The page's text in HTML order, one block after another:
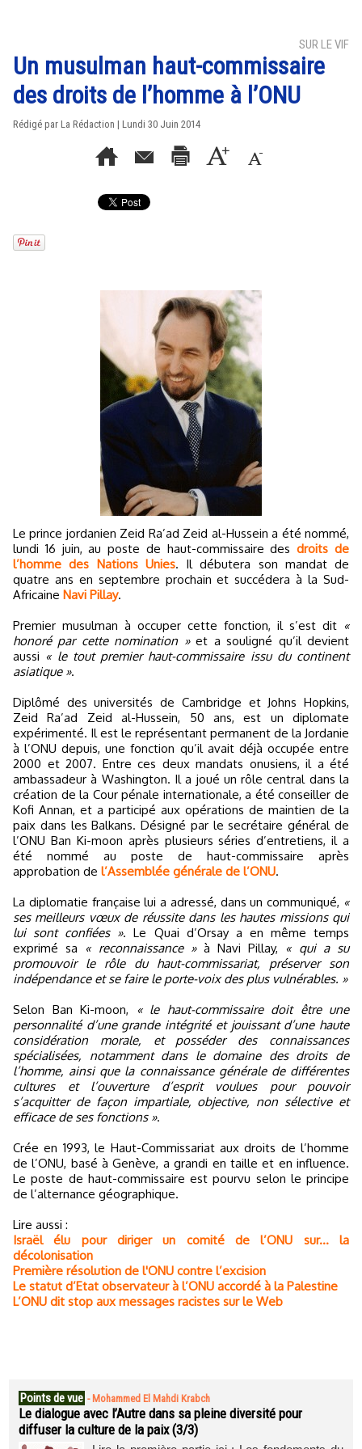
SUR LE VIF
Un musulman haut-commissaire
des droits de l’homme à l’ONU
Rédigé par La Rédaction | Lundi 30 Juin 2014
Le prince jordanien Zeid Ra’ad Zeid al-Hussein a été nommé,
lundi 16 juin, au poste de haut-commissaire desdroits de
l’homme des Nations Unies. Il débutera son mandat de
quatre ans en septembre prochain et succédera à la Sud-
Africaine Navi Pillay.
Premier musulman à occuper cette fonction, il s’est dit «
honoré par cette nomination »et a souligné qu’il devient
aussi « le tout premier haut-commissaire issu du continent
asiatique ».
Diplômé des universités de Cambridge et Johns Hopkins,
Zeid Ra’ad Zeid al-Hussein, 50 ans, est un diplomate
expérimenté. Il est le représentant permanent de la Jordanie
à l’ONU depuis, une fonction qu’il avait déjà occupée entre
2000 et 2007. Entre ces deux mandats onusiens, il a été
ambassadeur à Washington. Il a joué un rôle central dans la
création de la Cour pénale internationale, a été conseiller de
Kofi Annan, et a participé aux opérations de maintien de la
paix dans les Balkans. Désigné par le secrétaire général de
l’ONU Ban Ki-moon après plusieurs séries d’entretiens, il a
été nommé au poste de haut-commissaire après
approbation de l’Assemblée générale de l’ONU.
La diplomatie française lui a adressé, dans un communiqué, «
ses meilleurs vœux de réussite dans les hautes missions qui
lui sont confiées ». Le Quai d’Orsay a en même temps
exprimé sa « reconnaissance »à Navi Pillay, « qui a su
promouvoir le rôle du haut-commissariat, préserver son
indépendance et se faire le porte-voix des plus vulnérables. »
Selon Ban Ki-moon,
« le haut-commissaire doit être une
personnalité d’une grande intégrité et jouissant d’une haute
considération morale, et posséder des connaissances
spécialisées, notamment dans le domaine des droits de
l’homme, ainsi que la connaissance générale de différentes
cultures et l’ouverture d’esprit voulues pour pouvoir
s’acquitter de façon impartiale, objective, non sélective et
efficace de ses fonctions ».
Crée en 1993, le Haut-Commissariat aux droits de l’homme
de l’ONU, basé à Genève, a grandi en taille et en influence.
Le poste de haut-commissaire est pourvu selon le principe
de l’alternance géographique.
Lire aussi :
Israël élu pour diriger un comité de l’ONU sur... la
décolonisation
Première résolution de l'ONU contre l’excision
Le statut d’Etat observateur à l’ONU accordé à la Palestine
L’ONU dit stop aux messages racistes sur le Web
Points de vue - Mohammed El Mahdi Krabch
Le dialogue avec l’Autre dans sa pleine diversité pour
diffuser la culture de la paix (3/3)